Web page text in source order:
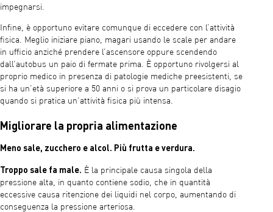
impegnarsi.
Infine, è opportuno evitare comunque di eccedere con l’attività
fisica. Meglio iniziare piano, magari usando le scale per andare
in ufficio anziché prendere l’ascensore oppure scendendo
dall’autobus un paio di fermate prima. È opportuno rivolgersi al
proprio medico in presenza di patologie mediche preesistenti, se
si ha un’età superiore a 50 anni o si prova un particolare disagio
quando si pratica un’attività fisica più intensa.
Migliorare la propria alimentazione
Meno sale, zucchero e alcol. Più frutta e verdura.
Troppo sale fa male. È la principale causa singola della
pressione alta, in quanto contiene sodio, che in quantità
eccessive causa ritenzione dei liquidi nel corpo, aumentando di
conseguenza la pressione arteriosa.